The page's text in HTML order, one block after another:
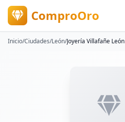
ComproOro
Inicio/Ciudades/León/Joyería Villafañe León